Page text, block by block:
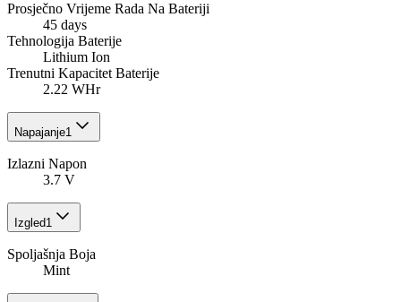
Prosječno Vrijeme Rada Na Bateriji
45 days
Tehnologija Baterije
Lithium Ion
Trenutni Kapacitet Baterije
2.22 WHr
Napajanje1
Izlazni Napon
3.7 V
Izgled1
Spoljašnja Boja
Mint